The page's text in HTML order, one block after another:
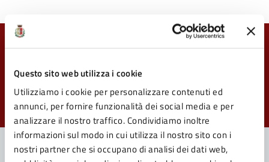
Questo sito web utilizza i cookie
Utilizziamo i cookie per personalizzare contenuti ed
annunci, per fornire funzionalità dei social media e per
analizzare il nostro traffico. Condividiamo inoltre
informazioni sul modo in cui utilizza il nostro sito con i
nostri partner che si occupano di analisi dei dati web,
Quanto sono chiare le informazioni su questa
pagina?
Valuta da 1 a 5 stelle la pagina
Valuta 5 stelle su 5
Valuta 4 stelle su 5
Valuta 3 stelle su 5
Valuta 2 stelle su 5
Valuta 1 stelle su 5